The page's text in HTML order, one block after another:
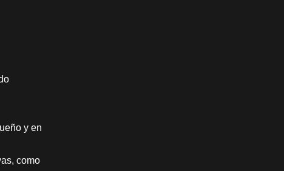
y en
como